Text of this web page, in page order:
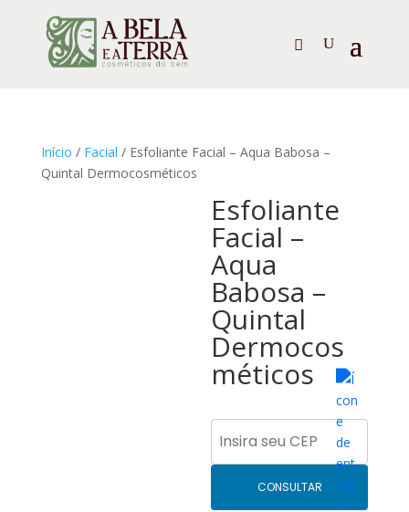
Início / Facial / Esfoliante Facial – Aqua Babosa –
Quintal Dermocosméticos
Esfoliante
Facial –
Aqua
Babosa –
Quintal
Dermocos
méticos
CONSULTAR